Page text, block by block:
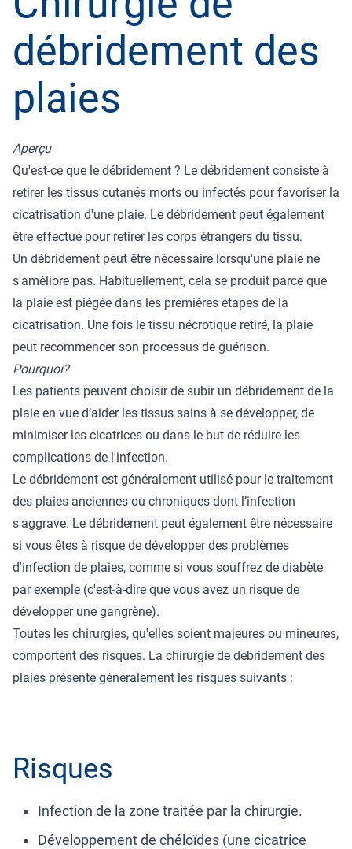
débridement des
plaies
Aperçu
Qu'est-ce que le débridement ? Le débridement consiste à
retirer les tissus cutanés morts ou infectés pour favoriser la
cicatrisation d'une plaie. Le débridement peut également
être effectué pour retirer les corps étrangers du tissu.
Un débridement peut être nécessaire lorsqu'une plaie ne
s'améliore pas. Habituellement, cela se produit parce que
la plaie est piégée dans les premières étapes de la
cicatrisation. Une fois le tissu nécrotique retiré, la plaie
peut recommencer son processus de guérison.
Pourquoi?
Les patients peuvent choisir de subir un débridement de la
plaie en vue d’aider les tissus sains à se développer, de
minimiser les cicatrices ou dans le but de réduire les
complications de l'infection.
Le débridement est généralement utilisé pour le traitement
des plaies anciennes ou chroniques dont l’infection
s'aggrave. Le débridement peut également être nécessaire
si vous êtes à risque de développer des problèmes
d'infection de plaies, comme si vous souffrez de diabète
par exemple (c'est-à-dire que vous avez un risque de
développer une gangrène).
Toutes les chirurgies, qu'elles soient majeures ou mineures,
comportent des risques. La chirurgie de débridement des
plaies présente généralement les risques suivants :
Risques
Infection de la zone traitée par la chirurgie.
Développement de chéloïdes (une cicatrice